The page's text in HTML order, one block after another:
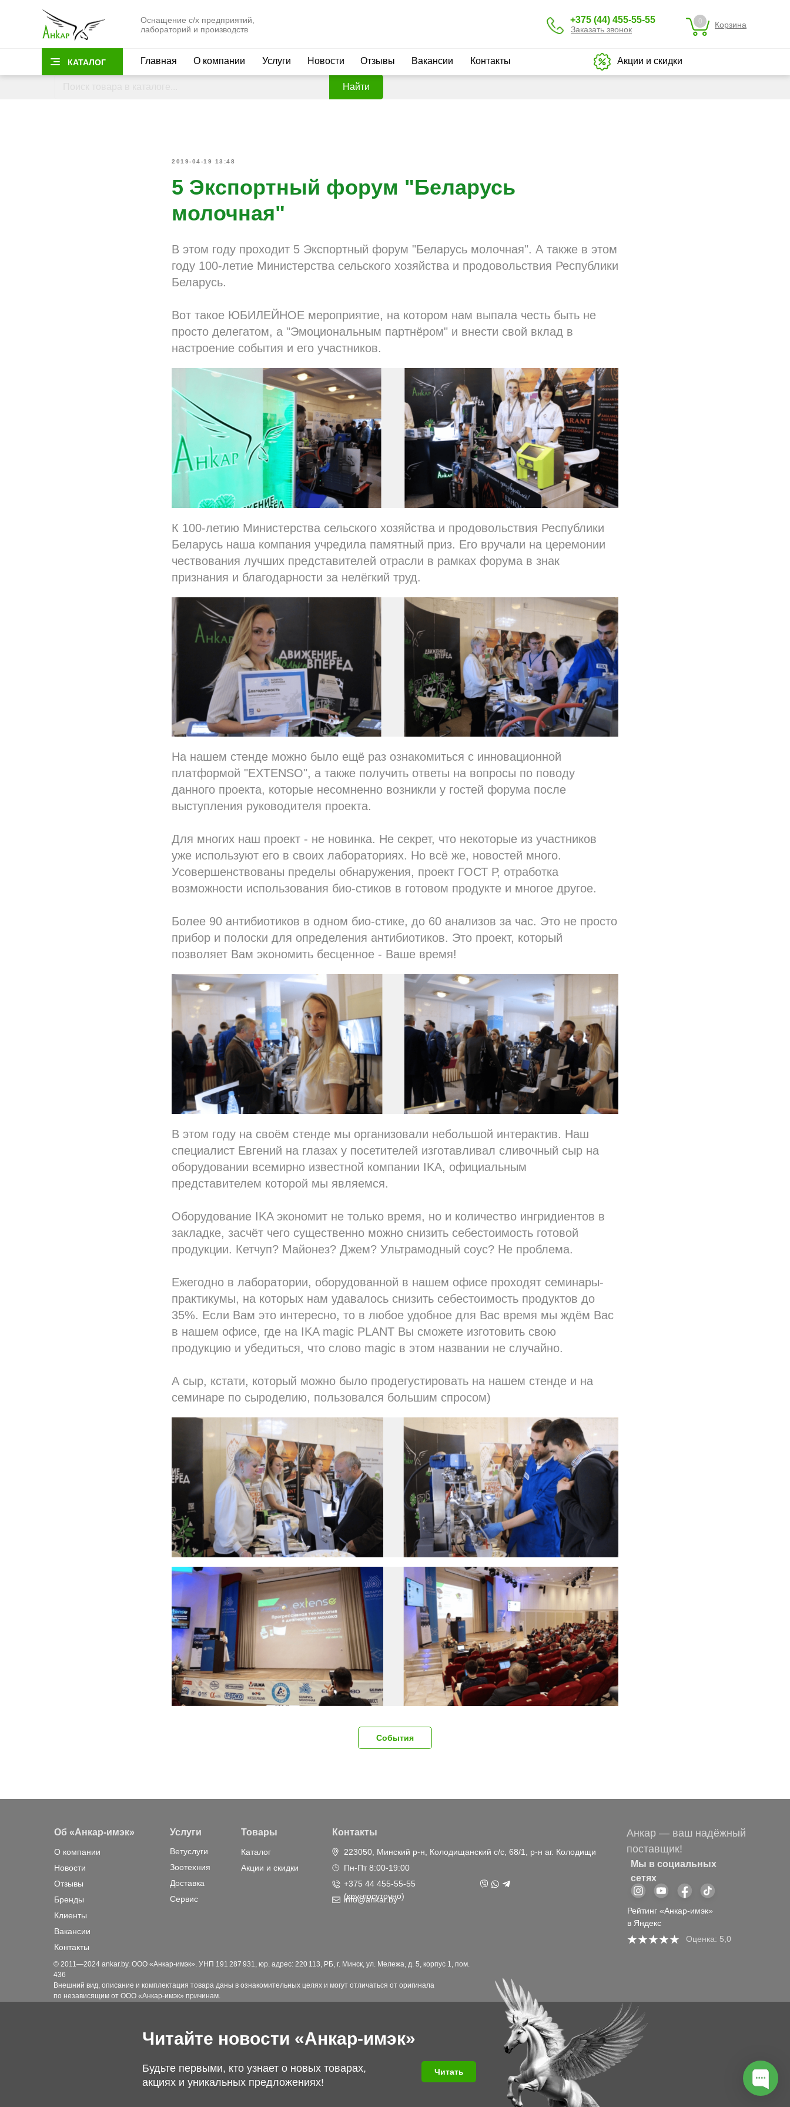
Оснащение с/х предприятий,
лабораторий и производств
+375 (44) 455-55-55
Заказать звонок
КАТАЛОГ Акции и скидки
Главная О компании Услуги Новости Отзывы Вакансии Контакты
Корзина
0
Найти
2019-04-19 13:48
5 Экспортный форум "Беларусь
молочная"
В этом году проходит 5 Экспортный форум "Беларусь молочная". А также в этом
году 100-летие Министерства сельского хозяйства и продовольствия Республики
Беларусь.
Вот такое ЮБИЛЕЙНОЕ мероприятие, на котором нам выпала честь быть не
просто делегатом, а "Эмоциональным партнёром" и внести свой вклад в
настроение события и его участников.
К 100-летию Министерства сельского хозяйства и продовольствия Республики
Беларусь наша компания учредила памятный приз. Его вручали на церемонии
чествования лучших представителей отрасли в рамках форума в знак
признания и благодарности за нелёгкий труд.
На нашем стенде можно было ещё раз ознакомиться с инновационной
платформой "EXTENSO", а также получить ответы на вопросы по поводу
данного проекта, которые несомненно возникли у гостей форума после
выступления руководителя проекта.
Для многих наш проект - не новинка. Не секрет, что некоторые из участников
уже используют его в своих лабораториях. Но всё же, новостей много.
Усовершенствованы пределы обнаружения, проект ГОСТ Р, отработка
возможности использования био-стиков в готовом продукте и многое другое.
Более 90 антибиотиков в одном био-стике, до 60 анализов за час. Это не просто
прибор и полоски для определения антибиотиков. Это проект, который
позволяет Вам экономить бесценное - Ваше время!
В этом году на своём стенде мы организовали небольшой интерактив. Наш
специалист Евгений на глазах у посетителей изготавливал сливочный сыр на
оборудовании всемирно известной компании IKA, официальным
представителем которой мы являемся.
Оборудование IKA экономит не только время, но и количество ингридиентов в
закладке, засчёт чего существенно можно снизить себестоимость готовой
продукции. Кетчуп? Майонез? Джем? Ультрамодный соус? Не проблема.
Ежегодно в лаборатории, оборудованной в нашем офисе проходят семинары-
практикумы, на которых нам удавалось снизить себестоимость продуктов до
35%. Если Вам это интересно, то в любое удобное для Вас время мы ждём Вас
в нашем офисе, где на IKA magic PLANT Вы сможете изготовить свою
продукцию и убедиться, что слово magic в этом названии не случайно.
А сыр, кстати, который можно было продегустировать на нашем стенде и на
семинаре по сыроделию, пользовался большим спросом)
События
Читайте новости «Анкар-имэк»
Будьте первыми, кто узнает о новых товарах,
акциях и уникальных предложениях!
Читать
© 2011—2024 ankar.by. ООО «Анкар-имэк». УНП 191 287 931, юр. адрес: 220 113, РБ, г. Минск, ул. Мележа, д. 5, корпус 1, пом.
436
Внешний вид, описание и комплектация товара даны в ознакомительных целях и могут отличаться от оригинала
по независящим от ООО «Анкар-имэк» причинам.
Об «Анкар-имэк»
О компании
Новости
Отзывы
Бренды
Клиенты
Вакансии
Контакты
Услуги
Ветуслуги
Доставка
Сервис
Зоотехния
Товары
Каталог
Акции и скидки
Контакты
223050, Минский р-н, Колодищанский с/с, 68/1, р-н аг. Колодищи
Пн-Пт 8:00-19:00
+375 44 455-55-55
(круглосуточно)
info@ankar.by
Анкар — ваш надёжный
поставщик!
Мы в социальных
сетях
Рейтинг «Анкар-имэк»
в Яндекс
Оценка: 5,0